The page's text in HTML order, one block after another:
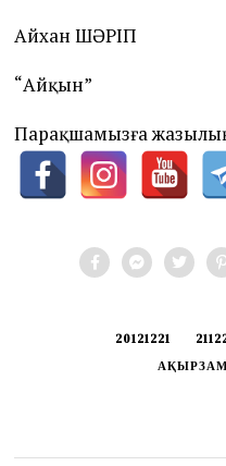
Айхан ШӘРІП
“Айқын”
Парақшамызға
20121221